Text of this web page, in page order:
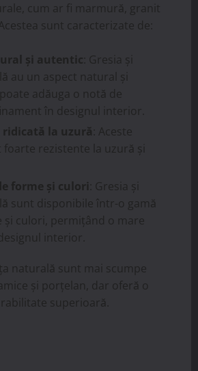
cum ar fi marmură, granit
sunt caracterizate de:
și autentic : Gresia și
au un aspect natural și
adăuga o notă de
în designul interior.
ridicată la uzură : Aceste
rezistente la uzură și
forme și culori : Gresia și
sunt disponibile într-o gamă
și culori, permițând o mare
interior.
naturală sunt mai scumpe
și porțelan, dar oferă o
superioară.